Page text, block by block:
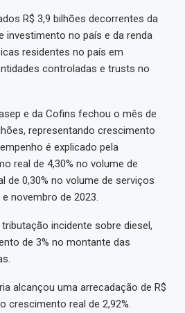
R$ 3,9 bilhões decorrentes da
investimento no país e da renda
residentes no país em
controladas e trusts no
e da Cofins fechou o mês de
representando crescimento
é explicado pela
real de 4,30% no volume de
de 0,30% no volume de serviços
novembro de 2023.
incidente sobre diesel,
de 3% no montante das
alcançou uma arrecadação de R$
crescimento real de 2,92%.